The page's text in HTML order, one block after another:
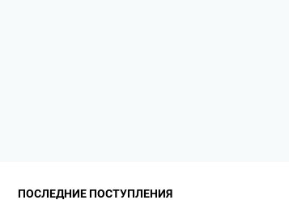
ПОСЛЕДНИЕ ПОСТУПЛЕНИЯ